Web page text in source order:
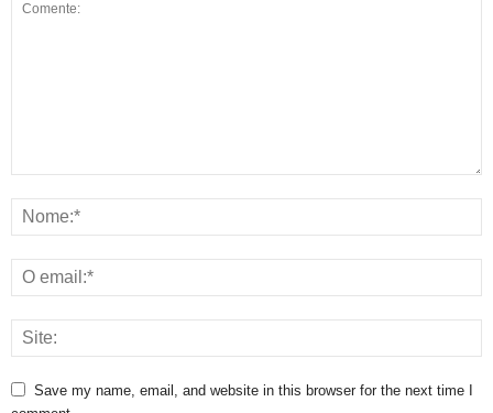
Save my name, email, and website in this browser for the next time I